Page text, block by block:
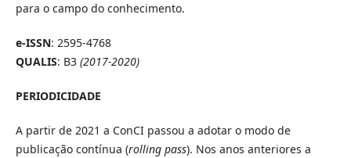
para o campo do conhecimento.
e-ISSN: 2595-4768
QUALIS: B3 (2017-2020)
PERIODICIDADE
A partir de 2021 a ConCI passou a adotar o modo de
publicação contínua (rolling pass). Nos anos anteriores a